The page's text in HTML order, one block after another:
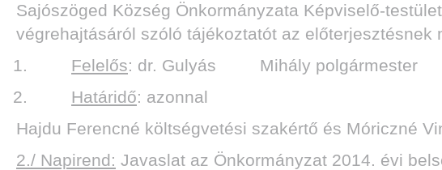
Sajószöged Község Önkormányzata Képviselő-
végrehajtásáról szóló tájékoztatót az előterjesztésnek
Felelős: dr. Gulyás Mihály polgármester
Határidő: azonnal
Hajdu Ferencné költségvetési szakértő és Móriczné
2./ Napirend: Javaslat az Önkormányzat 2014. évi